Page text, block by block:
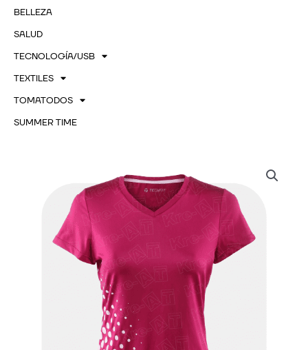
BELLEZA
SALUD
TECNOLOGÍA/USB
TEXTILES
TOMATODOS
SUMMER TIME